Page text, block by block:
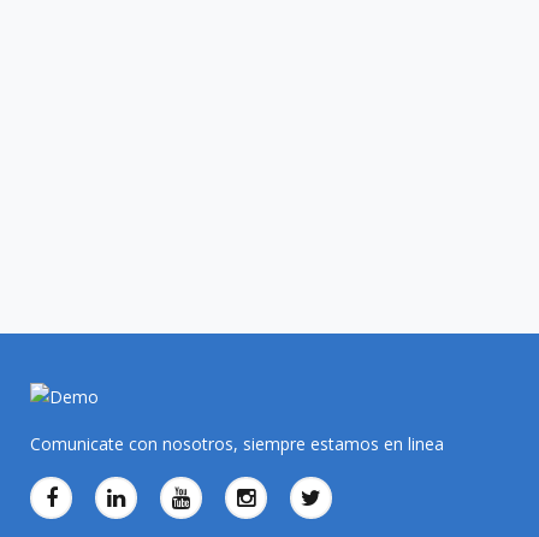
Comunicate con nosotros, siempre estamos en linea